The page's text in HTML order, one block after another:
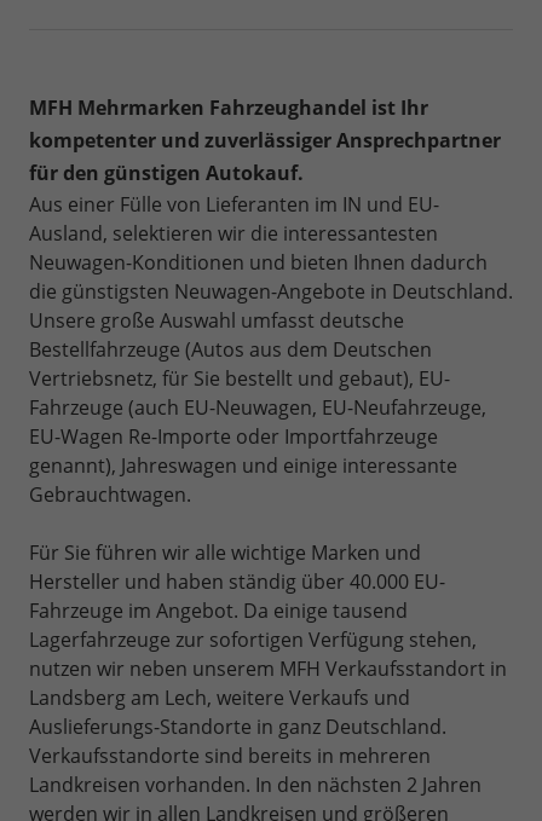
MFH Mehrmarken Fahrzeughandel ist Ihr
kompetenter und zuverlässiger Ansprechpartner
für den günstigen Autokauf.
Aus einer Fülle von Lieferanten im IN und EU-
Ausland, selektieren wir die interessantesten
Neuwagen-Konditionen und bieten Ihnen dadurch
die günstigsten Neuwagen-Angebote in Deutschland.
Unsere große Auswahl umfasst deutsche
Bestellfahrzeuge (Autos aus dem Deutschen
Vertriebsnetz, für Sie bestellt und gebaut), EU-
Fahrzeuge (auch EU-Neuwagen, EU-Neufahrzeuge,
EU-Wagen Re-Importe oder Importfahrzeuge
genannt), Jahreswagen und einige interessante
Gebrauchtwagen.
Für Sie führen wir alle wichtige Marken und
Hersteller und haben ständig über 40.000 EU-
Fahrzeuge im Angebot. Da einige tausend
Lagerfahrzeuge zur sofortigen Verfügung stehen,
nutzen wir neben unserem MFH Verkaufsstandort in
Landsberg am Lech, weitere Verkaufs und
Auslieferungs-Standorte in ganz Deutschland.
Verkaufsstandorte sind bereits in mehreren
Landkreisen vorhanden. In den nächsten 2 Jahren
werden wir in allen Landkreisen und größeren